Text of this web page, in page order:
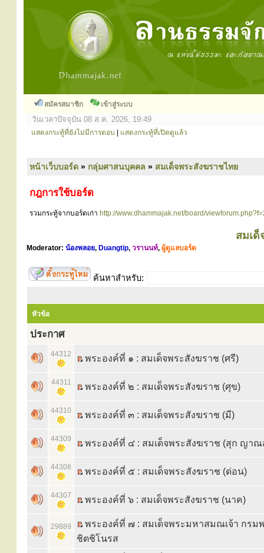
สมัครสมาชิก เข้าสู่ระบบ
วันเวลาปัจจุบัน 08 ส.ค. 2026, 19:49
แสดงกระทู้ที่ยังไม่มีการตอบ แสดงกระทู้ที่เปิดดูแล้ว
หน้าเว็บบอร์ด » กลุ่มศาสนบุคคล » สมเด็จพระสังฆราชไทย
กฎการใช้บอร์ด
รวมกระทู้จากบอร์ดเก่า http://www.dhammajak.net/board/
สมเด็
Moderator: น้องพลอย, Duangtip, วรานนท์, ผู้ดูแลบอร์ด
ค้นหาสำหรับ:
หัวข้อ
ประกาศ
44312 พระองค์ที่ ๑ : สมเด็จพระสังฆราช (ศรี)
44311 พระองค์ที่ ๒ : สมเด็จพระสังฆราช (ศุข)
44310 พระองค์ที่ ๓ : สมเด็จพระสังฆราช (มี)
44309 พระองค์ที่ ๔ : สมเด็จพระสังฆราช (สุก ญาณ
44308 พระองค์ที่ ๕ : สมเด็จพระสังฆราช (ด่อน)
44307 พระองค์ที่ ๖ : สมเด็จพระสังฆราช (นาค)
29889
พระองค์ที่ ๗ : สมเด็จพระมหาสมณเจ้า กรม
ชิตชิโนรส